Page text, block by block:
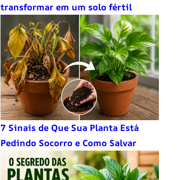
transformar em um solo fértil
7 Sinais de Que Sua Planta Está
Pedindo Socorro e Como Salvar